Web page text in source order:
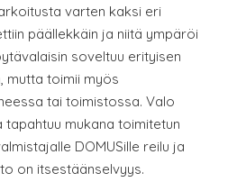
varten kaksi eri
päällekkäin ja niitä ympäröi
soveltuu erityisen
mutta toimii myös
tai toimistossa. Valo
tapahtuu mukana toimitetun
DOMUSille reilu ja
on itsestäänselvyys.